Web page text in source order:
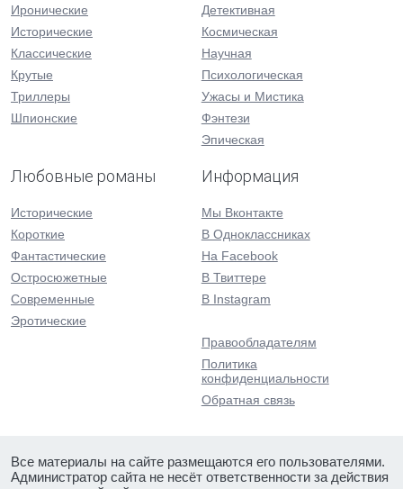
Иронические
Исторические
Классические
Крутые
Триллеры
Шпионские
Детективная
Космическая
Научная
Психологическая
Ужасы и Мистика
Фэнтези
Эпическая
Любовные романы
Исторические
Короткие
Фантастические
Остросюжетные
Современные
Эротические
Информация
Мы Вконтакте
В Одноклассниках
На Facebook
В Твиттере
В Instagram
Правообладателям
Политика
конфиденциальности
Обратная связь
Все материалы на сайте размещаются его пользователями.
Администратор сайта не несёт ответственности за действия